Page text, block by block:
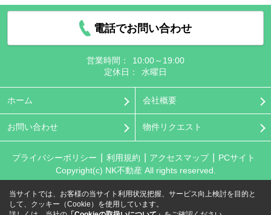
電話でお問い合わせ
営業時間：
10:00～19:00
定休日：
水曜日
ホーム 会社概要
お問い合わせ 物件リクエスト
プライバシーポリシー 利用規約 アクセスマップ
PCサイト
Copyright(c) NK不動産 All rights reserved.
当サイトでは、お客様の当サイト利用状況把握、サービス向上検討を目的と
して、クッキー（Cookie）を使用しています。